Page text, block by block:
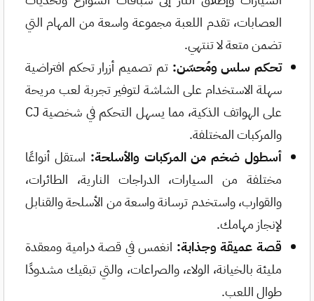
العصابات، تقدم اللعبة مجموعة واسعة من المهام التي
تضمن متعة لا تنتهي.
تحكم سلس ومُحسّن: تم تصميم أزرار تحكم افتراضية
سهلة الاستخدام على الشاشة لتوفير تجربة لعب مريحة
على الهواتف الذكية، مما يسهل التحكم في شخصية CJ
والمركبات المختلفة.
أسطول ضخم من المركبات والأسلحة: استقل أنواعًا
مختلفة من السيارات، الدراجات النارية، الطائرات،
والقوارب، واستخدم ترسانة واسعة من الأسلحة والقنابل
لإنجاز مهامك.
قصة عميقة وجذابة: انغمس في قصة درامية ومعقدة
مليئة بالخيانة، الولاء، والصراعات، والتي تبقيك مشدودًا
طوال اللعب.